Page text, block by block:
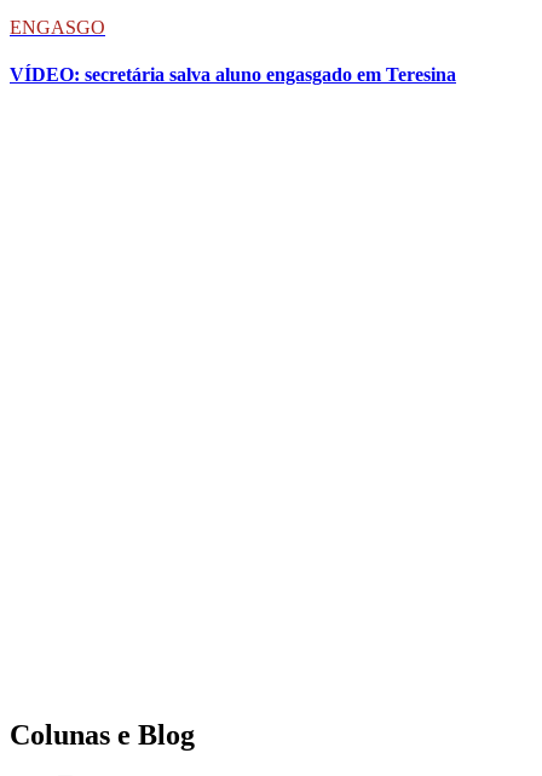
ENGASGO
VÍDEO: secretária salva aluno engasgado em Teresina
Colunas e Blog